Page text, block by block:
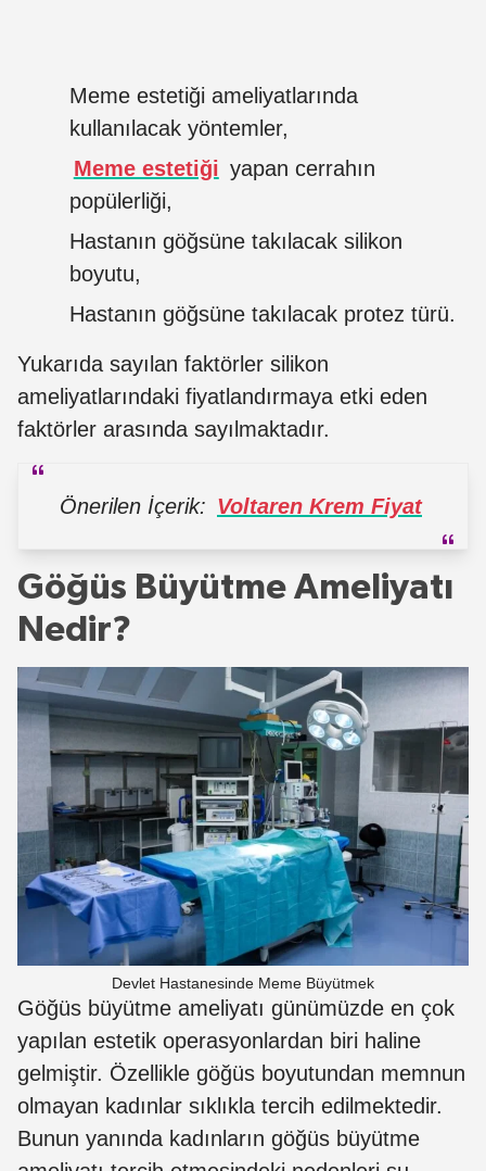
Meme estetiği ameliyatlarında
kullanılacak yöntemler,
Meme estetiği yapan cerrahın
popülerliği,
Hastanın göğsüne takılacak silikon
boyutu,
Hastanın göğsüne takılacak protez türü.
Yukarıda sayılan faktörler silikon
ameliyatlarındaki fiyatlandırmaya etki eden
faktörler arasında sayılmaktadır.
Önerilen İçerik: Voltaren Krem Fiyat
Göğüs Büyütme Ameliyatı
Nedir?
Devlet Hastanesinde Meme Büyütmek
Göğüs büyütme ameliyatı günümüzde en çok
yapılan estetik operasyonlardan biri haline
gelmiştir. Özellikle göğüs boyutundan memnun
olmayan kadınlar sıklıkla tercih edilmektedir.
Bunun yanında kadınların göğüs büyütme